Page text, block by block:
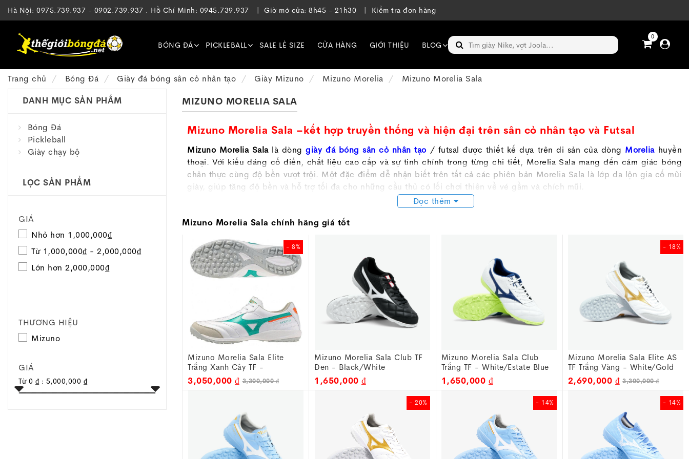
Hà Nội: 0975.739.937 - 0902.739.937 . Hồ Chí Minh: 0945.739.937 Giờ mở cửa: 8h45 - 21h30 Kiểm tra đơn hàng
BÓNG ĐÁ PICKLEBALL SALE LẺ SIZE CỬA HÀNG GIỚI THIỆU BLOG
0
Trang chủ Bóng Đá Giày đá bóng sân cỏ nhân tạo Giày Mizuno Mizuno Morelia Mizuno Morelia Sala
DANH MỤC SẢN PHẨM
Bóng Đá
Pickleball
Giày chạy bộ
LỌC SẢN PHẨM
GIÁ
Nhỏ hơn 1,000,000₫
Từ 1,000,000₫ - 2,000,000₫
Lớn hơn 2,000,000₫
THƯƠNG HIỆU
Mizuno
Toggle
navigation
GIÁ
Từ 0 ₫ : 5,000,000 ₫
MIZUNO MORELIA SALA
Mizuno Morelia Sala –kết hợp truyền thống và hiện đại trên sân cỏ nhân tạo và Futsal
Mizuno Morelia Salalà dòng giày đá bóng sân cỏ nhân tạo / futsal được thiết kế dựa trên di sản của dòng Moreliahuyền
thoại. Với kiểu dáng cổ điển, chất liệu cao cấp và sự tinh chỉnh trong từng chi tiết, Morelia Sala mang đến cảm giác bóng
chân thực cùng độ bền vượt trội. Một đặc điểm dễ nhận biết trên tất cả các phiên bản Morelia Sala là lớp da lộn gia cố mũi
giày, giúp tăng độ bền và hỗ trợ tối đa cho những cầu thủ có lối chơi thiên về vé gầm và chích mũi.
này có nhiều phiên bản khác nhau, phù hợp với từng nhu cầu và phân khúc người chơi.
1. Mizuno Morelia Sala MIJ (Made in Japan) – Đẳng cấp cao nhất
Đọc thêm
Mizuno Morelia Sala chính hãng giá tốt
- 8%
Mizuno Morelia Sala Elite
Trắng Xanh Cây TF -
Q1GB261235
3,050,000 ₫ 3,300,000 ₫
Mizuno Morelia Sala Club TF
Đen - Black/White
Q1GB261631
1,650,000 ₫
Mizuno Morelia Sala Club
Trắng TF - White/Estate Blue
Q1GB261630
1,650,000 ₫
- 18%
Mizuno Morelia Sala Elite AS
TF Trắng Vàng - White/Gold
Q1GB261250
2,690,000 ₫ 3,300,000 ₫
- 20% - 14% - 14%